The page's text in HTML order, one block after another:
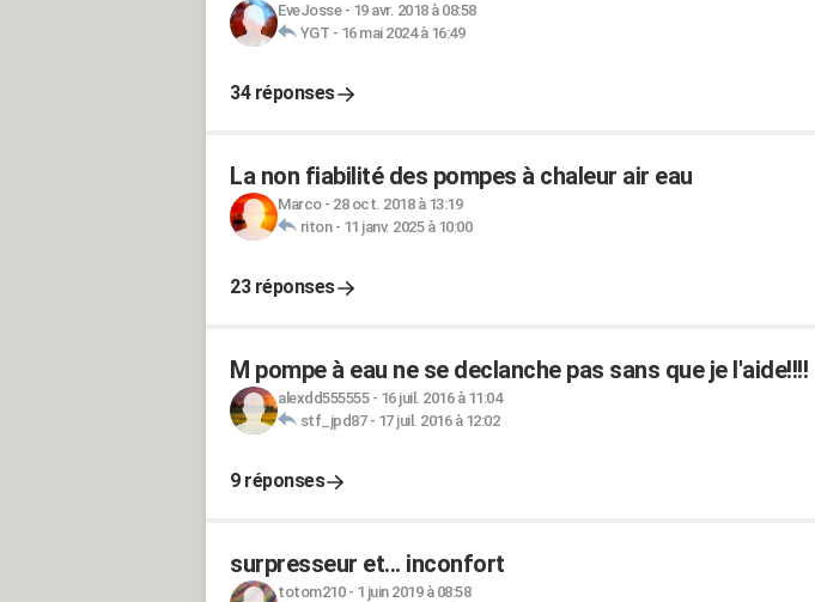
EveJosse- 19 avr. 2018 à 08:58
YGT - 16 mai 2024 à 16:49
34 réponses
La non fiabilité des pompes à chaleur air eau
Marco- 28 oct. 2018 à 13:19
riton- 11 janv. 2025 à 10:00
23 réponses
M pompe à eau ne se declanche pas sans que je l'aide!!!!
alexdd555555- 16 juil. 2016 à 11:04
stf_jpd87- 17 juil. 2016 à 12:02
9 réponses
surpresseur et... inconfort
totom210- 1 juin 2019 à 08:58